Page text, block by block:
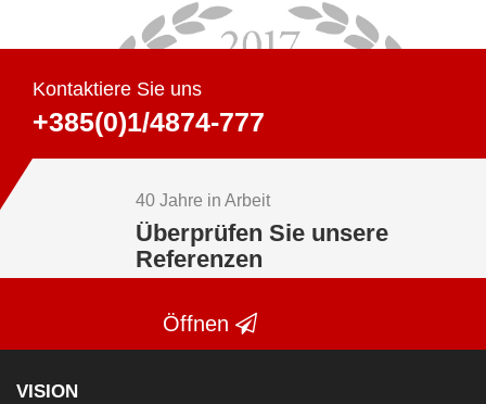
Kontaktiere Sie uns
+385(0)1/4874-777
40 Jahre in Arbeit
Überprüfen Sie unsere
Referenzen
Öffnen
VISION